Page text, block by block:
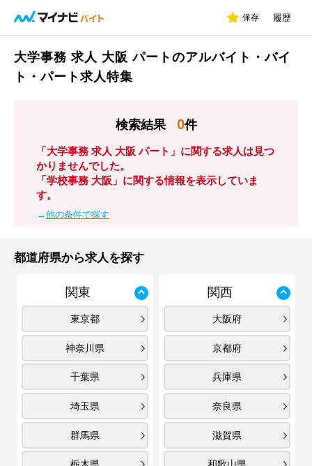
保存 履歴
大学事務 求人 大阪 パートのアルバイト・バイ
ト・パート求人特集
検索結果 0件
「大学事務 求人 大阪 パート」に関する求人は見つ
かりませんでした。
「学校事務 大阪」に関する情報を表示していま
す。
→他の条件で探す
都道府県から求人を探す
関東
東京都
神奈川県
千葉県
埼玉県
群馬県
関西
大阪府
京都府
兵庫県
奈良県
滋賀県